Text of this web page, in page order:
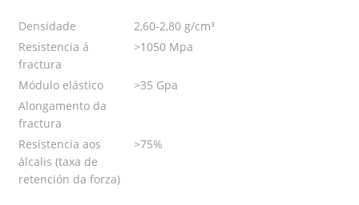
Densidade
2,60-2,80 g/cm³
Resistencia á
fractura
>1050 Mpa
Módulo elástico
>35 Gpa
Alongamento da
fractura
Resistencia aos
álcalis (taxa de
retención da forza)
>75%